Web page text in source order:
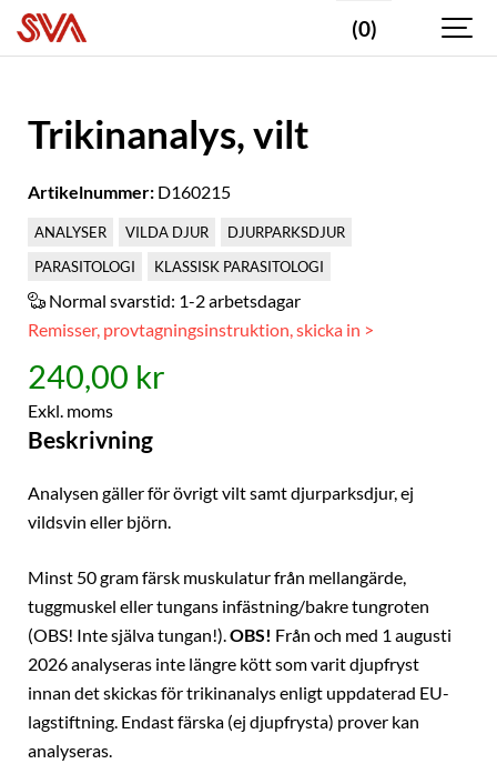
(0)
Trikinanalys, vilt
Artikelnummer: D160215
ANALYSER VILDA DJUR
DJURPARKSDJUR
PARASITOLOGI
KLASSISK PARASITOLOGI
Normal svarstid: 1-2 arbetsdagar
Remisser, provtagningsinstruktion, skicka in >
240,00 kr
Exkl. moms
Beskrivning
Analysen gäller för övrigt vilt samt djurparksdjur, ej
vildsvin eller björn.
Minst 50 gram färsk muskulatur från mellangärde,
tuggmuskel eller tungans infästning/bakre tungroten
(OBS! Inte själva tungan!).OBS! Från och med 1 augusti
2026 analyseras inte längre kött som varit djupfryst
innan det skickas för trikinanalys enligt uppdaterad EU-
lagstiftning. Endast färska (ej djupfrysta) prover kan
analyseras.